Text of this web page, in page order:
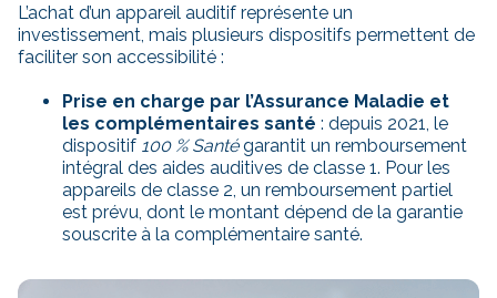
L’achat d’un appareil auditif représente un
investissement, mais plusieurs dispositifs permettent de
faciliter son accessibilité :
Prise en charge par l’Assurance Maladie et
les complémentaires santé : depuis 2021, le
dispositif 100 % Santégarantit un remboursement
intégral des aides auditives de classe 1. Pour les
appareils de classe 2, un remboursement partiel
est prévu, dont le montant dépend de la garantie
souscrite à la complémentaire santé.